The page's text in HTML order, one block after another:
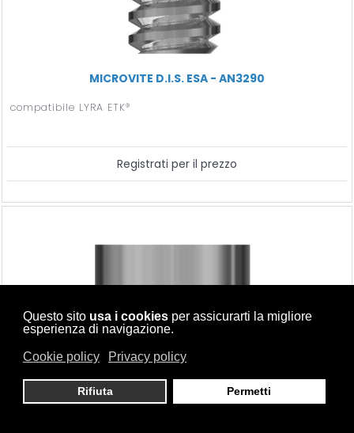
Questo sito usa i cookiesper assicurarti la migliore
esperienza di navigazione.
Cookie policy Privacy policy
Rifiuta Permetti
MICROVITE D.I.S. ESA - AN3290
compatibile LYRA ETK®
Registrati per il prezzo